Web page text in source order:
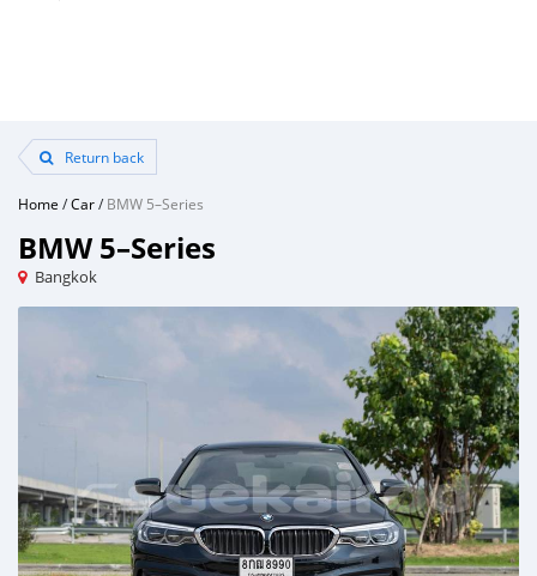
Return back
Home /Car/BMW 5–Series
BMW 5–Series
Bangkok